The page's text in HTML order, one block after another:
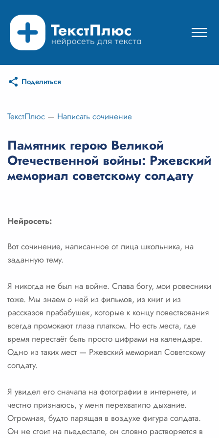
Режимы нейросети
Цены
Вход
Вход с Telegram
Поделиться
ТекстПлюс — Написать сочинение
Памятник герою Великой
Отечественной войны: Ржевский
мемориал советскому солдату
Нейросеть:
Вот сочинение, написанное от лица школьника, на
заданную тему.
Я никогда не был на войне. Слава богу, мои ровесники
тоже. Мы знаем о ней из фильмов, из книг и из
рассказов прабабушек, которые к концу повествования
всегда промокают глаза платком. Но есть места, где
время перестаёт быть просто цифрами на календаре.
Одно из таких мест — Ржевский мемориал Советскому
солдату.
Я увидел его сначала на фотографии в интернете, и
честно признаюсь, у меня перехватило дыхание.
Огромная, будто парящая в воздухе фигура солдата.
Он не стоит на пьедестале, он словно растворяется в